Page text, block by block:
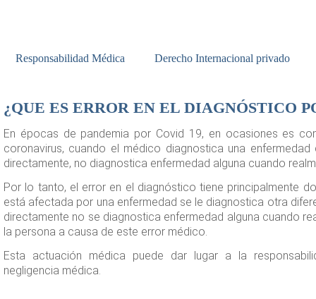
Responsabilidad Médica Derecho Internacional privado
¿QUE ES ERROR EN EL DIAGNÓSTICO
En épocas de pandemia por Covid 19, en ocasiones es
coronavirus, cuando el médico diagnostica una
directamente, no diagnostica enfermedad alguna cuando
Por lo tanto, el error en el diagnóstico tiene principalmente
está afectada por una enfermedad se le diagnostica otra
directamente no se diagnostica enfermedad alguna cuando
la persona a causa de este error médico.
Esta actuación médica puede dar lugar a la
negligencia médica.